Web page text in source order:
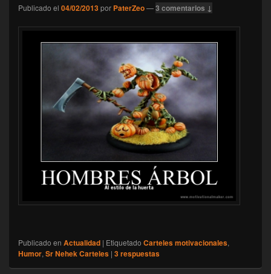
Publicado el 04/02/2013por PaterZeo—3 comentarios ↓
Publicado en Actualidad | Etiquetado Carteles motivacionales,
Humor, Sr Nehek Carteles | 3respuestas